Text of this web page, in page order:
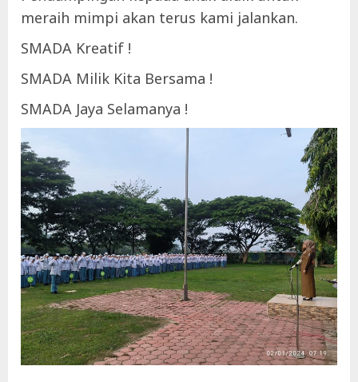
meraih mimpi akan terus kami jalankan.
SMADA Kreatif !
SMADA Milik Kita Bersama !
SMADA Jaya Selamanya !